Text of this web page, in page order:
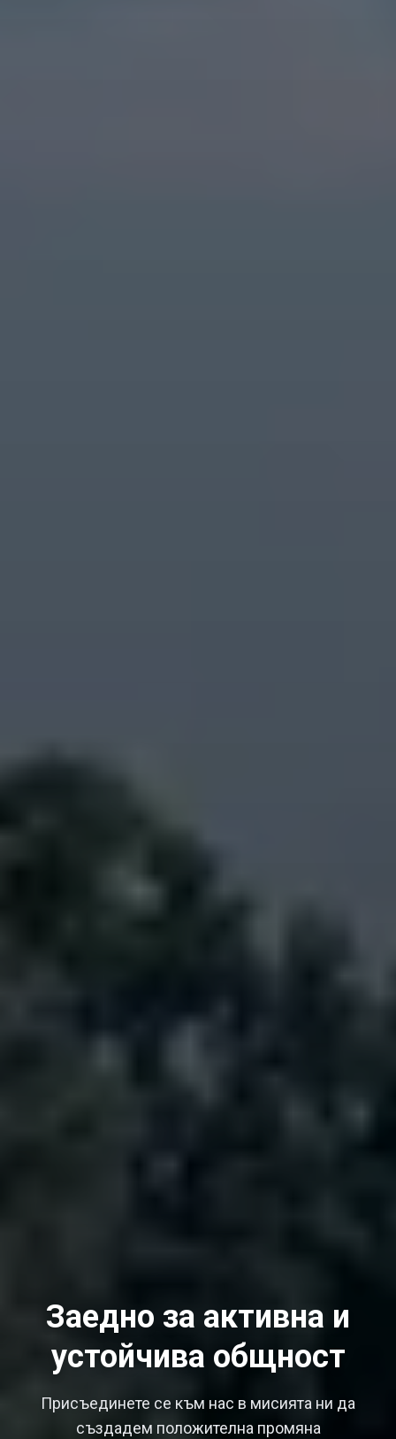
Заедно за активна и
устойчива общност
Присъединете се към нас в мисията ни да
създадем положителна промяна